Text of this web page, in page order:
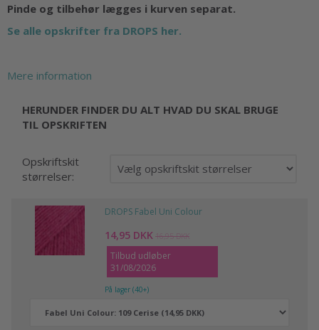
Pinde og tilbehør lægges i kurven separat.
Se alle opskrifter fra DROPS her.
Mere information
HERUNDER FINDER DU ALT HVAD DU SKAL BRUGE
TIL OPSKRIFTEN
Opskriftskit
størrelser:
DROPS Fabel Uni Colour
14,95 DKK 16,95 DKK
Tilbud udløber
31/08/2026
På lager (40+)